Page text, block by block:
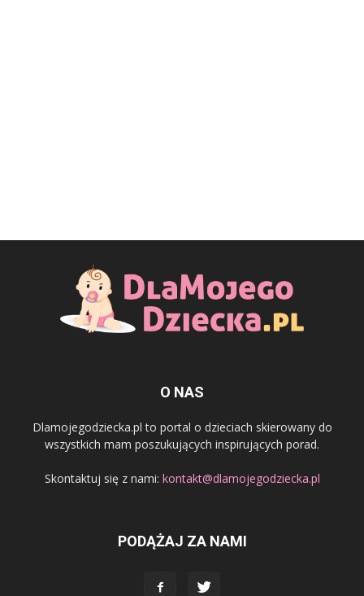
O NAS
Dlamojegodziecka.pl to portal o dzieciach skierowany do
wszystkich mam poszukujących inspirujących porad.
Skontaktuj się z nami: kontakt@dlamojegodziecka.pl
PODĄŻAJ ZA NAMI